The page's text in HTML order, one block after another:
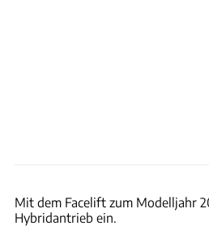
Mit dem Facelift zum Modelljahr
Hybridantrieb ein.